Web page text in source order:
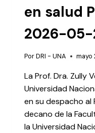
en salud
2026-05-
PorDRI - UNA mayo
La Prof. Dra. Zully
Universidad
en su despacho al
decano de la
la Universidad